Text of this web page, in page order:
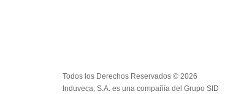
Todos los Derechos Reservados © 2026
Induveca, S.A. es una compañía del Grupo SID